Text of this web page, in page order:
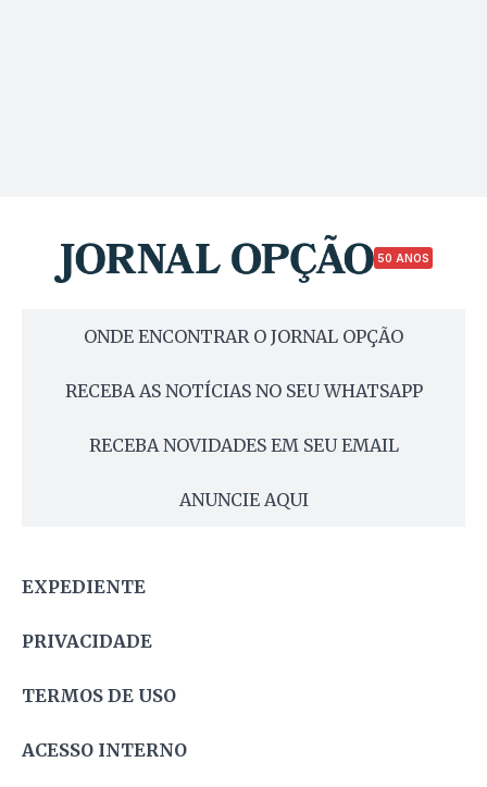
50 ANOS
ONDE ENCONTRAR O JORNAL OPÇÃO
RECEBA AS NOTÍCIAS NO SEU WHATSAPP
RECEBA NOVIDADES EM SEU EMAIL
ANUNCIE AQUI
EXPEDIENTE
PRIVACIDADE
TERMOS DE USO
ACESSO INTERNO